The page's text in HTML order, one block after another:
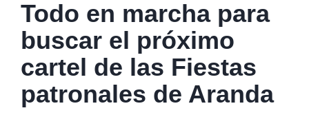
Todo en marcha para
buscar el próximo
cartel de las Fiestas
patronales de Aranda